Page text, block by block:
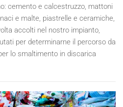
cemento e calcestruzzo, mattoni
e malte, piastrelle e ceramiche,
accolti nel nostro impianto,
per determinarne il percorso da
lo smaltimento in discarica